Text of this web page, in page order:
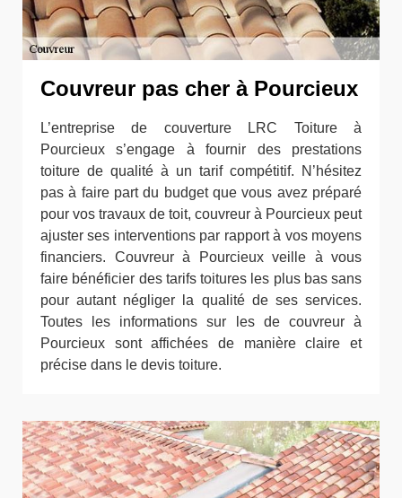
Couvreur pas cher à Pourcieux
L’entreprise de couverture LRC Toiture à
Pourcieux s’engage à fournir des prestations
toiture de qualité à un tarif compétitif. N’hésitez
pas à faire part du budget que vous avez préparé
pour vos travaux de toit, couvreur à Pourcieux peut
ajuster ses interventions par rapport à vos moyens
financiers. Couvreur à Pourcieux veille à vous
faire bénéficier des tarifs toitures les plus bas sans
pour autant négliger la qualité de ses services.
Toutes les informations sur les de couvreur à
Pourcieux sont affichées de manière claire et
précise dans le devis toiture.